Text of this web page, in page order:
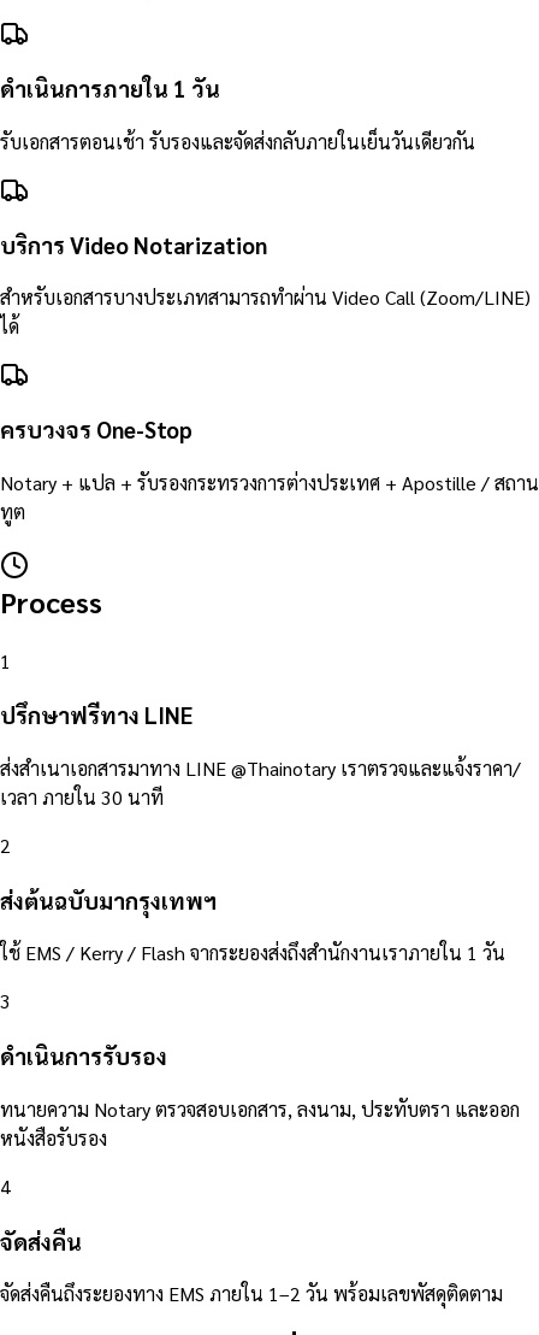
ดำเนินการภายใน 1 วัน
รับเอกสารตอนเช้า รับรองและจัดส่งกลับภายในเย็นวันเดียวกัน
บริการ Video Notarization
สำหรับเอกสารบางประเภทสามารถทำผ่าน Video Call (Zoom/LINE)
ได้
ครบวงจร One-Stop
Notary + แปล + รับรองกระทรวงการต่างประเทศ + Apostille / สถาน
ทูต
Process
1
ปรึกษาฟรีทาง LINE
ส่งสำเนาเอกสารมาทาง LINE @Thainotary เราตรวจและแจ้งราคา/
เวลา ภายใน 30 นาที
2
ส่งต้นฉบับมากรุงเทพฯ
ใช้ EMS / Kerry / Flash จากระยองส่งถึงสำนักงานเราภายใน 1 วัน
3
ดำเนินการรับรอง
ทนายความ Notary ตรวจสอบเอกสาร, ลงนาม, ประทับตรา และออก
หนังสือรับรอง
4
จัดส่งคืน
จัดส่งคืนถึงระยองทาง EMS ภายใน 1–2 วัน พร้อมเลขพัสดุติดตาม